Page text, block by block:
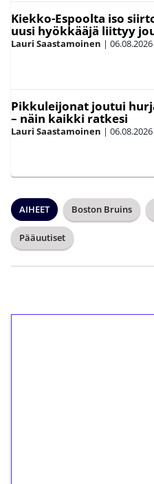
Kiekko-Espoolta iso
uusi hyökkääjä liittyy
Lauri Saastamoinen | 06.08.2026
Pikkuleijonat joutui
– näin kaikki ratkesi
Lauri Saastamoinen | 06.08.2026
AIHEET Boston Bruins
Pääuutiset